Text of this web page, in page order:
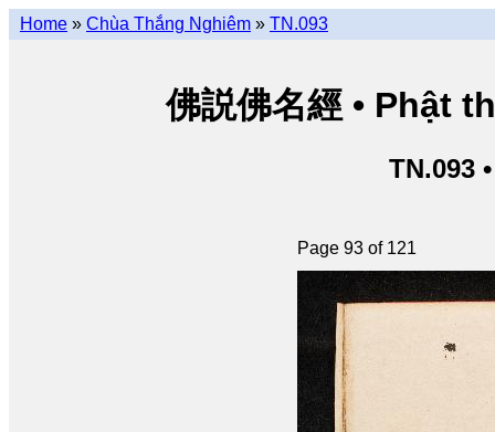
Home » Chùa Thắng Nghiêm » TN.093
佛説佛名經 • Phật
TN.093
Page 93 of 121